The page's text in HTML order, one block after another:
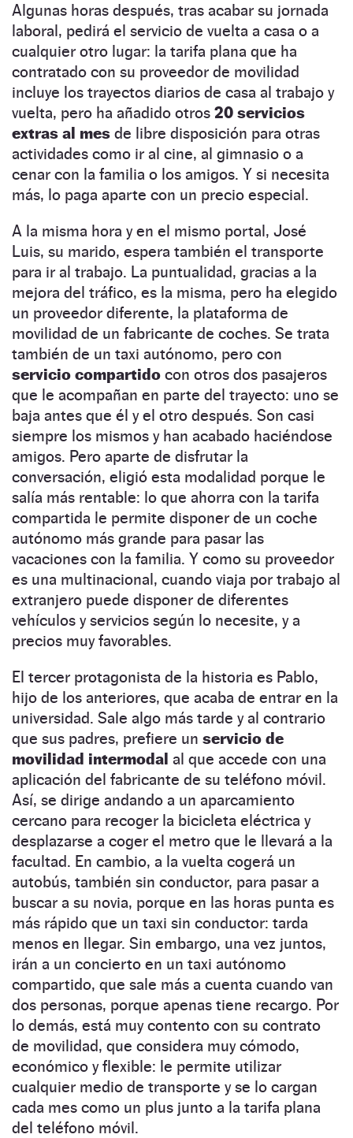
Algunas horas después, tras acabar su jornada
laboral, pedirá el servicio de vuelta a casa o a
cualquier otro lugar: la tarifa plana que ha
contratado con su proveedor de movilidad
incluye los trayectos diarios de casa al trabajo y
vuelta, pero ha añadido otros 20 servicios
extras al mes de libre disposición para otras
actividades como ir al cine, al gimnasio o a
cenar con la familia o los amigos. Y si necesita
más, lo paga aparte con un precio especial.
A la misma hora y en el mismo portal, José
Luis, su marido, espera también el transporte
para ir al trabajo. La puntualidad, gracias a la
mejora del tráfico, es la misma, pero ha elegido
un proveedor diferente, la plataforma de
movilidad de un fabricante de coches. Se trata
también de un taxi autónomo, pero con
servicio compartido con otros dos pasajeros
que le acompañan en parte del trayecto: uno se
baja antes que él y el otro después. Son casi
siempre los mismos y han acabado haciéndose
amigos. Pero aparte de disfrutar la
conversación, eligió esta modalidad porque le
salía más rentable: lo que ahorra con la tarifa
compartida le permite disponer de un coche
autónomo más grande para pasar las
vacaciones con la familia. Y como su proveedor
es una multinacional, cuando viaja por trabajo al
extranjero puede disponer de diferentes
vehículos y servicios según lo necesite, y a
precios muy favorables.
El tercer protagonista de la historia es Pablo,
hijo de los anteriores, que acaba de entrar en la
universidad. Sale algo más tarde y al contrario
que sus padres, prefiere un servicio de
movilidad intermodal al que accede con una
aplicación del fabricante de su teléfono móvil.
Así, se dirige andando a un aparcamiento
cercano para recoger la bicicleta eléctrica y
desplazarse a coger el metro que le llevará a la
facultad. En cambio, a la vuelta cogerá un
autobús, también sin conductor, para pasar a
buscar a su novia, porque en las horas punta es
más rápido que un taxi sin conductor: tarda
menos en llegar. Sin embargo, una vez juntos,
irán a un concierto en un taxi autónomo
compartido, que sale más a cuenta cuando van
dos personas, porque apenas tiene recargo. Por
lo demás, está muy contento con su contrato
de movilidad, que considera muy cómodo,
económico y flexible: le permite utilizar
cualquier medio de transporte y se lo cargan
cada mes como un plus junto a la tarifa plana
del teléfono móvil.